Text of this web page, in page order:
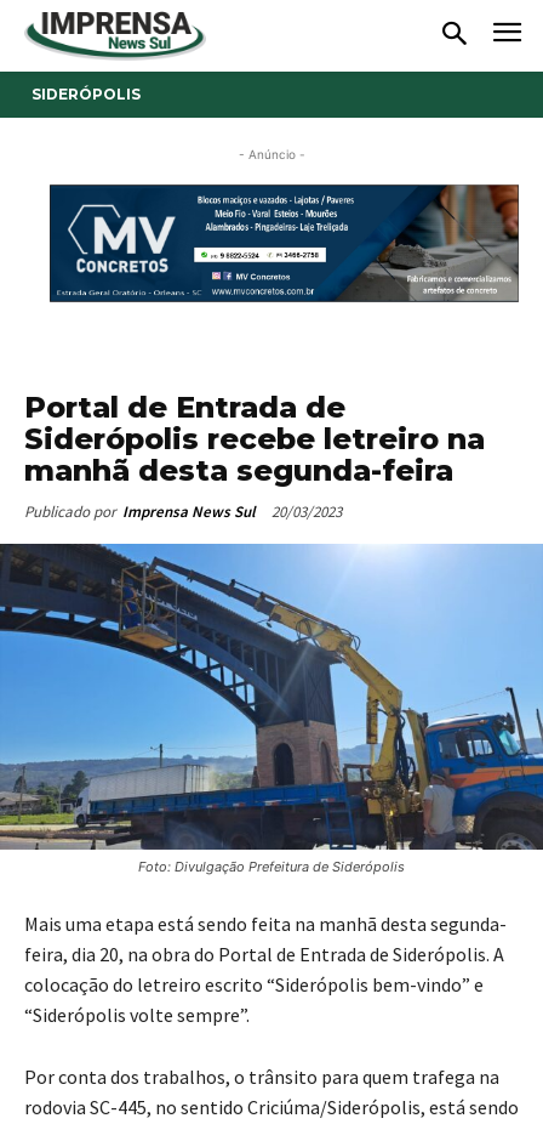
SIDERÓPOLIS
- Anúncio -
Portal de Entrada de
Siderópolis recebe letreiro na
manhã desta segunda-feira
Publicado por Imprensa News Sul 20/03/2023
Foto: Divulgação Prefeitura de Siderópolis
Mais uma etapa está sendo feita na manhã desta segunda-
feira, dia 20, na obra do Portal de Entrada de Siderópolis. A
colocação do letreiro escrito “Siderópolis bem-vindo” e
“Siderópolis volte sempre”.
Por conta dos trabalhos, o trânsito para quem trafega na
rodovia SC-445, no sentido Criciúma/Siderópolis, está sendo